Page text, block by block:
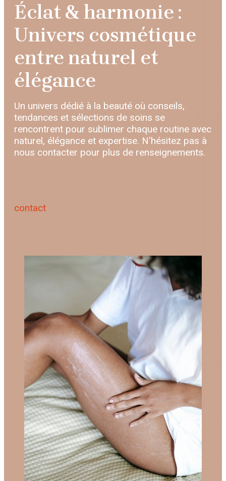
Éclat & harmonie :
Univers cosmétique
entre naturel et
élégance
Un univers dédié à la beauté où conseils,
tendances et sélections de soins se
rencontrent pour sublimer chaque routine avec
naturel, élégance et expertise. N'hésitez pas à
nous contacter pour plus de renseignements.
contact